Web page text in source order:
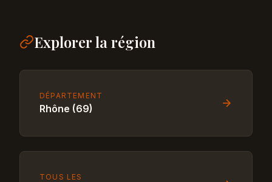
Explorer la région
DÉPARTEMENT
Rhône (69)
TOUS LES